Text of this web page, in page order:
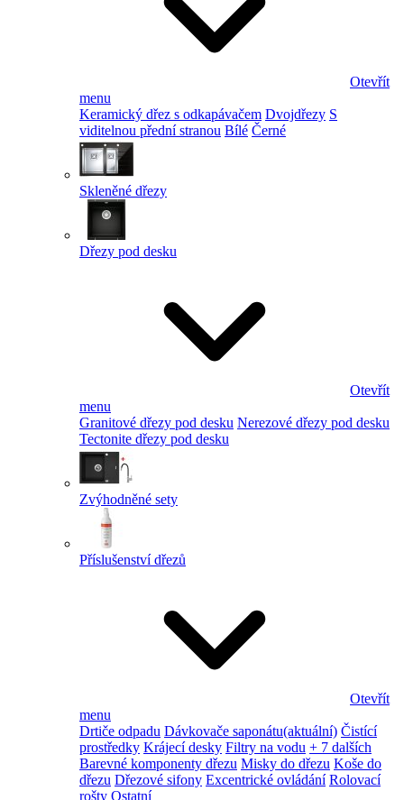
Otevřít
menu
Keramický dřez s odkapávačem Dvojdřezy S
viditelnou přední stranou Bílé Černé
Skleněné dřezy
Dřezy pod desku
Otevřít
menu
Granitové dřezy pod desku Nerezové dřezy pod desku
Tectonite dřezy pod desku
Zvýhodněné sety
Příslušenství dřezů
Otevřít
menu
Drtiče odpadu Dávkovače saponátu(aktuální) Čistící
prostředky Krájecí desky Filtry na vodu + 7 dalších
Barevné komponenty dřezu Misky do dřezu Koše do
dřezu Dřezové sifony Excentrické ovládání Rolovací
rošty Ostatní